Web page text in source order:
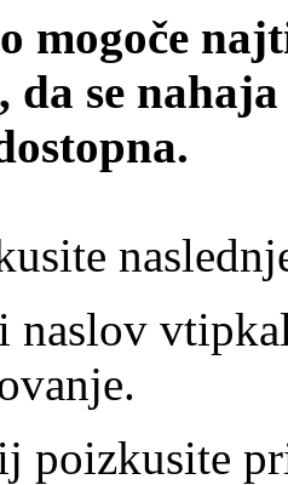
mogoče
da se
naslov
poizkusite